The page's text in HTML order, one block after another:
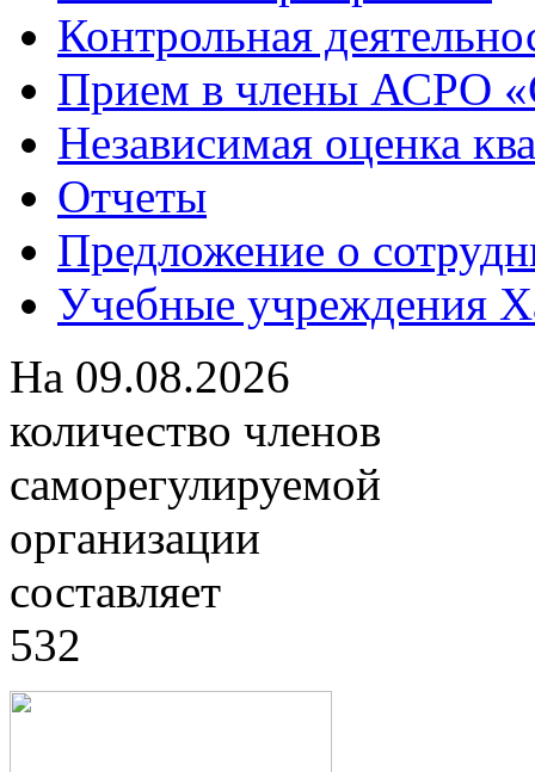
Контрольная
Прием в члены АСРО
Независимая оценка
Отчеты
Предложение о
Учебные учреждения
На 09.08.2026
количество членов
саморегулируемой
организации
составляет
532